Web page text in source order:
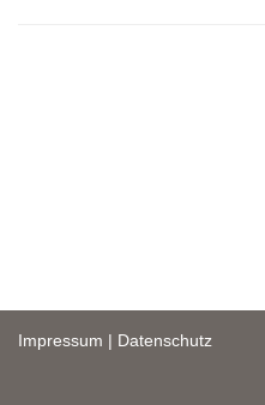
Impressum | Datenschutz